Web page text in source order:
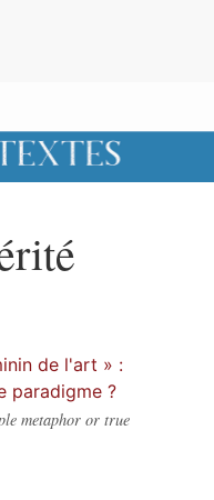
de l'art » :
paradigme ?
metaphor or true